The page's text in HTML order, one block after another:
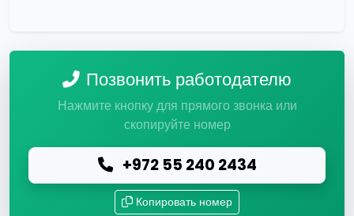
Позвонить работодателю
Нажмите кнопку для прямого звонка или
скопируйте номер
+972 55 240 2434
Копировать номер